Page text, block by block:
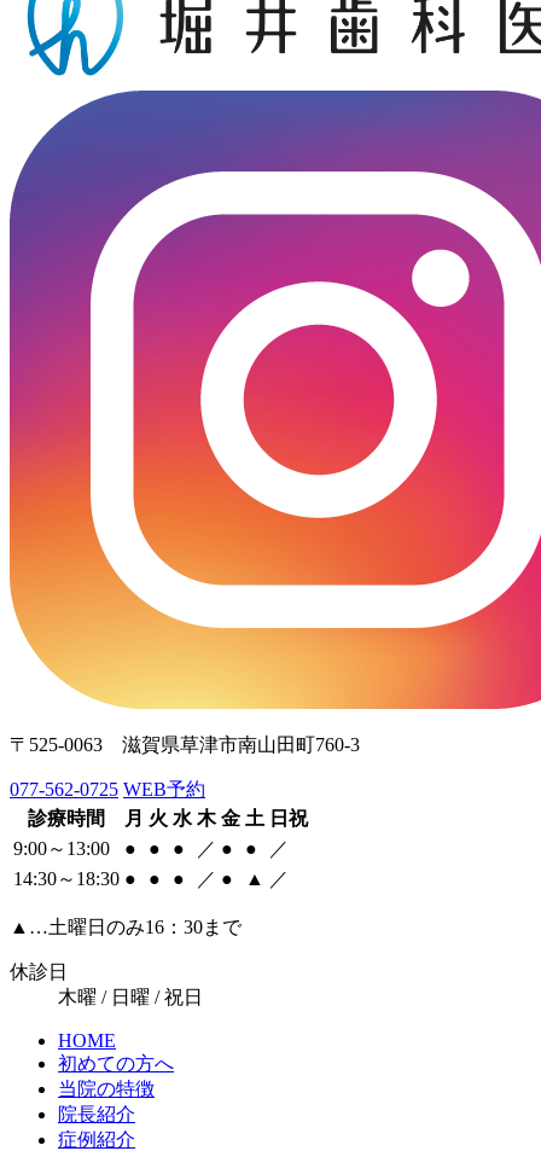
〒525-0063 滋賀県草津市南山田町760-3
077-562-0725 WEB予約
診療時間
月 火 水 木 金 土 日祝
9:00～13:00
● ● ● ／ ● ●
／
14:30～18:30 ● ● ● ／ ● ▲ ／
▲ …土曜日のみ16：30まで
休診日
木曜 / 日曜 / 祝日
HOME
初めての方へ
当院の特徴
院長紹介
症例紹介